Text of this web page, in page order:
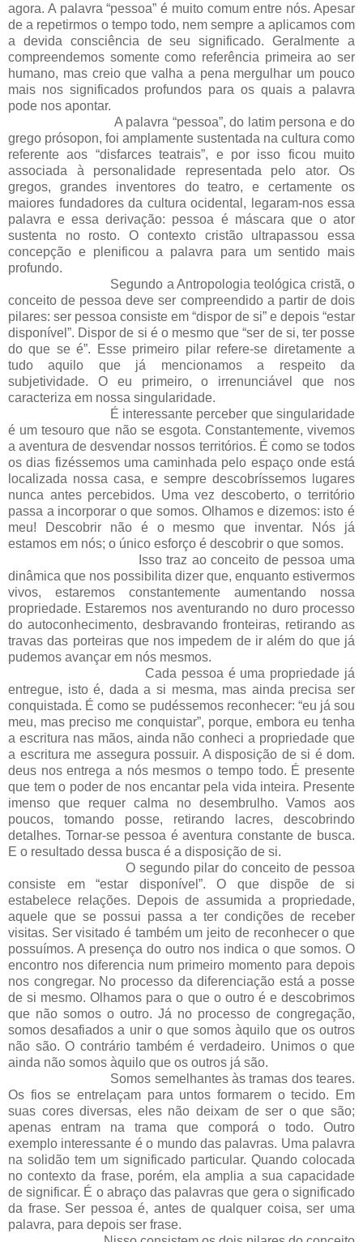
agora. A palavra “pessoa” é muito comum entre nós. Apesar
de a repetirmos o tempo todo, nem sempre a aplicamos com
a devida consciência de seu significado. Geralmente a
compreendemos somente como referência primeira ao ser
humano, mas creio que valha a pena mergulhar um pouco
mais nos significados profundos para os quais a palavra
pode nos apontar.
A palavra “pessoa”, do latim persona e do
grego prósopon, foi amplamente sustentada na cultura como
referente aos “disfarces teatrais”, e por isso ficou muito
associada à personalidade representada pelo ator. Os
gregos, grandes inventores do teatro, e certamente os
maiores fundadores da cultura ocidental, legaram-nos essa
palavra e essa derivação: pessoa é máscara que o ator
sustenta no rosto. O contexto cristão ultrapassou essa
concepção e plenificou a palavra para um sentido mais
profundo.
Segundo a Antropologia teológica cristã, o
conceito de pessoa deve ser compreendido a partir de dois
pilares: ser pessoa consiste em “dispor de si” e depois “estar
disponível”. Dispor de si é o mesmo que “ser de si, ter posse
do que se é”. Esse primeiro pilar refere-se diretamente a
tudo aquilo que já mencionamos a respeito da
subjetividade. O eu primeiro, o irrenunciável que nos
caracteriza em nossa singularidade.
É interessante perceber que singularidade
é um tesouro que não se esgota. Constantemente, vivemos
a aventura de desvendar nossos territórios. É como se todos
os dias fizéssemos uma caminhada pelo espaço onde está
localizada nossa casa, e sempre descobríssemos lugares
nunca antes percebidos. Uma vez descoberto, o território
passa a incorporar o que somos. Olhamos e dizemos: isto é
meu! Descobrir não é o mesmo que inventar. Nós já
estamos em nós; o único esforço é descobrir o que somos.
Isso traz ao conceito de pessoa uma
dinâmica que nos possibilita dizer que, enquanto estivermos
vivos, estaremos constantemente aumentando nossa
propriedade. Estaremos nos aventurando no duro processo
do autoconhecimento, desbravando fronteiras, retirando as
travas das porteiras que nos impedem de ir além do que já
pudemos avançar em nós mesmos.
Cada pessoa é uma propriedade já
entregue, isto é, dada a si mesma, mas ainda precisa ser
conquistada. É como se pudéssemos reconhecer: “eu já sou
meu, mas preciso me conquistar”, porque, embora eu tenha
a escritura nas mãos, ainda não conheci a propriedade que
a escritura me assegura possuir. A disposição de si é dom.
deus nos entrega a nós mesmos o tempo todo. É presente
que tem o poder de nos encantar pela vida inteira. Presente
imenso que requer calma no desembrulho. Vamos aos
poucos, tomando posse, retirando lacres, descobrindo
detalhes. Tornar-se pessoa é aventura constante de busca.
E o resultado dessa busca é a disposição de si.
O segundo pilar do conceito de pessoa
consiste em “estar disponível”. O que dispõe de si
estabelece relações. Depois de assumida a propriedade,
aquele que se possui passa a ter condições de receber
visitas. Ser visitado é também um jeito de reconhecer o que
possuímos. A presença do outro nos indica o que somos. O
encontro nos diferencia num primeiro momento para depois
nos congregar. No processo da diferenciação está a posse
de si mesmo. Olhamos para o que o outro é e descobrimos
que não somos o outro. Já no processo de congregação,
somos desafiados a unir o que somos àquilo que os outros
não são. O contrário também é verdadeiro. Unimos o que
ainda não somos àquilo que os outros já são.
Somos semelhantes às tramas dos teares.
Os fios se entrelaçam para untos formarem o tecido. Em
suas cores diversas, eles não deixam de ser o que são;
apenas entram na trama que comporá o todo. Outro
exemplo interessante é o mundo das palavras. Uma palavra
na solidão tem um significado particular. Quando colocada
no contexto da frase, porém, ela amplia a sua capacidade
de significar. É o abraço das palavras que gera o significado
da frase. Ser pessoa é, antes de qualquer coisa, ser uma
palavra, para depois ser frase.